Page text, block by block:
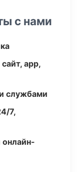
с нами
app,
службами
7,